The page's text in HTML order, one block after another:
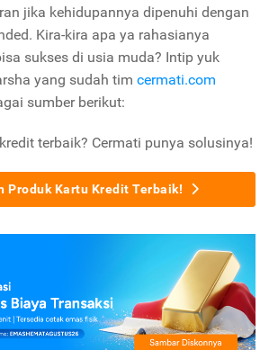
jika kehidupannya dipenuhi dengan
Kira-kira apa ya rahasianya
sukses di usia muda? Intip yuk
yang sudah tim cermati.com
sumber berikut:
terbaik? Cermati punya solusinya!
Produk Kartu Kredit Terbaik!